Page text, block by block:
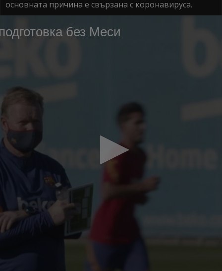
основната причина е свързана с коронавируса.